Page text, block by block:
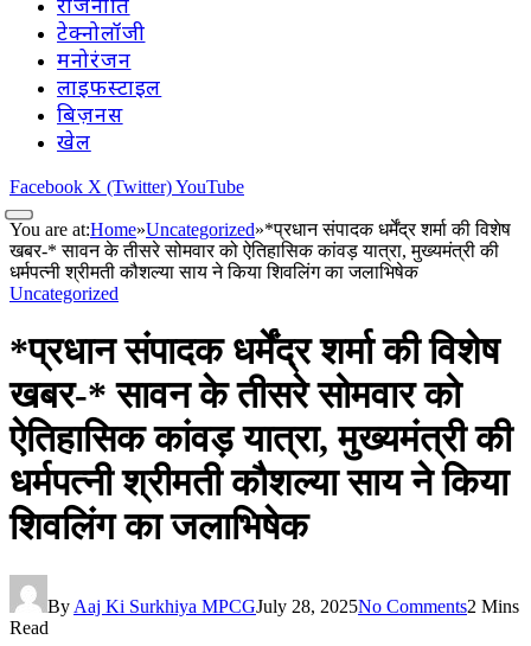
राजनीति
टेक्नोलॉजी
मनोरंजन
लाइफस्टाइल
बिज़नस
खेल
Facebook X (Twitter)YouTube
You are at:Home»Uncategorized»*प्रधान संपादक धर्मेंद्र शर्मा की विशेष
खबर-* सावन के तीसरे सोमवार को ऐतिहासिक कांवड़ यात्रा, मुख्यमंत्री की
धर्मपत्नी श्रीमती कौशल्या साय ने किया शिवलिंग का जलाभिषेक
Uncategorized
*प्रधान संपादक धर्मेंद्र शर्मा की विशेष
खबर-* सावन के तीसरे सोमवार को
ऐतिहासिक कांवड़ यात्रा, मुख्यमंत्री की
धर्मपत्नी श्रीमती कौशल्या साय ने किया
शिवलिंग का जलाभिषेक
By Aaj Ki Surkhiya MPCGJuly 28, 2025No Comments2 Mins
Read